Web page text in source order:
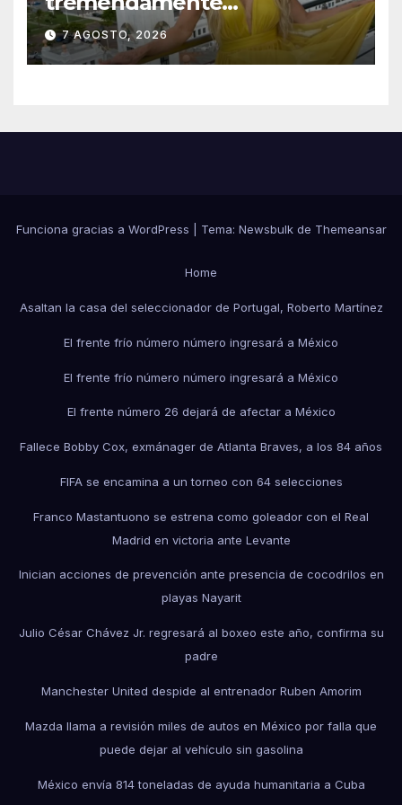
emocionada sobre su estatua
que le harán en Veracruz
7 AGOSTO, 2026
Funciona gracias a WordPress Tema: Newsbulkde Themeansar
Home
Asaltan la casa del seleccionador de Portugal, Roberto Martínez
El frente frío número número ingresará a México
El frente frío número número ingresará a México
El frente número 26 dejará de afectar a México
Fallece Bobby Cox, exmánager de Atlanta Braves, a los 84 años
FIFA se encamina a un torneo con 64 selecciones
Franco Mastantuono se estrena como goleador con el Real
Madrid en victoria ante Levante
Inician acciones de prevención ante presencia de cocodrilos en
playas Nayarit
Julio César Chávez Jr. regresará al boxeo este año, confirma su
padre
Manchester United despide al entrenador Ruben Amorim
Mazda llama a revisión miles de autos en México por falla que
puede dejar al vehículo sin gasolina
México envía 814 toneladas de ayuda humanitaria a Cuba